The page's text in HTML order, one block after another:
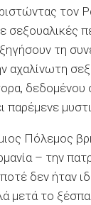
τον
σεξουαλικές
τη
αχαλίνωτη
δεδομένου
παρέμενε
Πόλεμος
– την
δεν ήταν
μετά το